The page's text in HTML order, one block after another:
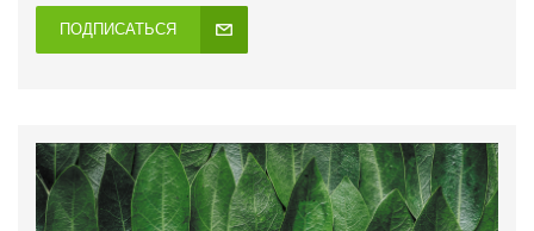
ПОДПИСАТЬСЯ